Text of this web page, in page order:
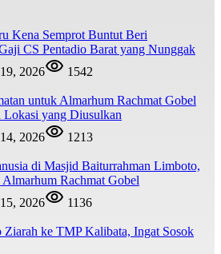
Kena Semprot Buntut Beri
CS Pentadio Barat yang Nunggak
2026
1542
untuk Almarhum Rachmat Gobel
Lokasi yang Diusulkan
2026
1213
di Masjid Baiturrahman Limboto,
Rachmat Gobel
2026
1136
ke TMP Kalibata, Ingat Sosok